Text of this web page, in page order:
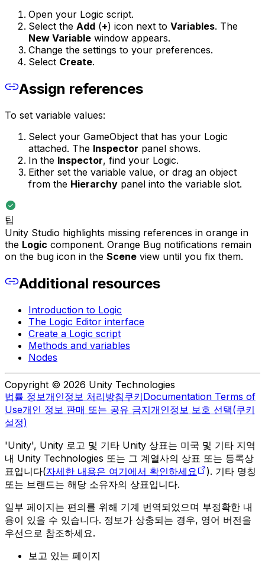
Open your Logic script.
Select the Add (+) icon next to Variables. The
New Variable window appears.
Change the settings to your preferences.
Select Create.
Assign references
To set variable values:
Select your GameObject that has your Logic
attached. The Inspector panel shows.
In the Inspector, find your Logic.
Either set the variable value, or drag an object
from the Hierarchy panel into the variable slot.
팁
Unity Studio highlights missing references in orange in
the Logic component. Orange Bug notifications remain
on the bug icon in the Scene view until you fix them.
Additional resources
Introduction to Logic
The Logic Editor interface
Create a Logic script
Methods and variables
Nodes
Copyright © 2026 Unity Technologies
법률 정보개인정보 처리방침쿠키Documentation Terms of
Use개인 정보 판매 또는 공유 금지개인정보 보호 선택(쿠키
설정)
'Unity', Unity 로고 및 기타 Unity 상표는 미국 및 기타 지역
내 Unity Technologies 또는 그 계열사의 상표 또는 등록상
표입니다(자세한 내용은 여기에서 확인하세요
). 기타 명칭
또는 브랜드는 해당 소유자의 상표입니다.
일부 페이지는 편의를 위해 기계 번역되었으며 부정확한 내
용이 있을 수 있습니다. 정보가 상충되는 경우, 영어 버전을
우선으로 참조하세요.
보고 있는 페이지